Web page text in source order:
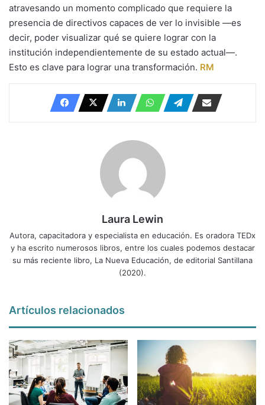
atravesando un momento complicado que requiere la
presencia de directivos capaces de ver lo invisible —es
decir, poder visualizar qué se quiere lograr con la
institución independientemente de su estado actual—.
Esto es clave para lograr una transformación. RM
Laura Lewin
Autora, capacitadora y especialista en educación. Es oradora TEDx
y ha escrito numerosos libros, entre los cuales podemos destacar
su más reciente libro, La Nueva Educación, de editorial Santillana
(2020).
Artículos relacionados